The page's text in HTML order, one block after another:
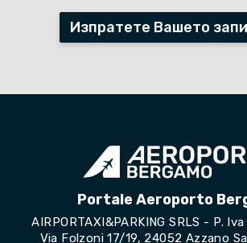
Изпратете Вашето
Portale Aeroporto
AIRPORTAXI&PARKING SRLS - P.
Via Folzoni 17/19, 24052 Azzano